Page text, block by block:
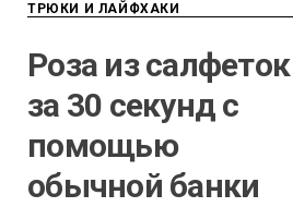
ТРЮКИ И ЛАЙФХАКИ
Роза из салфеток
за 30 секунд с
помощью
обычной банки